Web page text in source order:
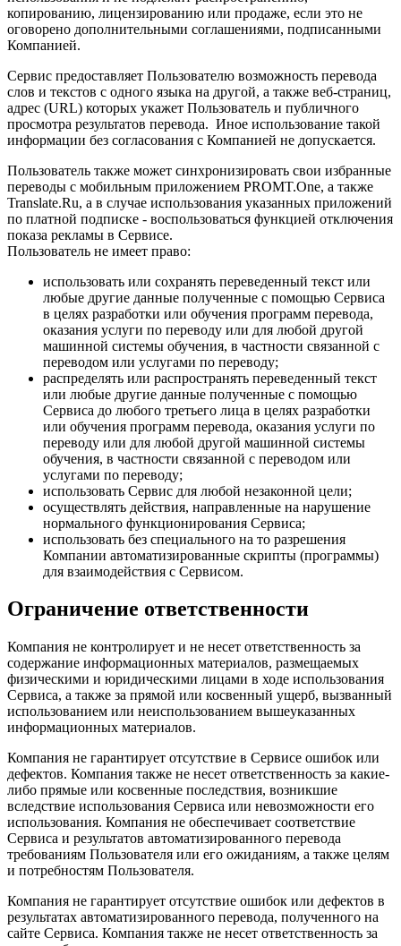
копированию, лицензированию или продаже, если это не
оговорено дополнительными cоглашениями, подписанными
Компанией.
Сервис предоставляет Пользователю возможность перевода
слов и текстов с одного языка на другой, а также веб-страниц,
адрес (URL) которых укажет Пользователь и публичного
просмотра результатов перевода. Иное использование такой
информации без согласования с Компанией не допускается.
Пользователь также может синхронизировать свои избранные
переводы с мобильным приложением PROMT.One, а также
Translate.Ru, а в случае использования указанных приложений
по платной подписке - воспользоваться функцией отключения
показа рекламы в Сервисе.
Пользователь не имеет право:
использовать или сохранять переведенный текст или
любые другие данные полученные с помощью Сервиса
в целях разработки или обучения программ перевода,
оказания услуги по переводу или для любой другой
машинной системы обучения, в частности связанной с
переводом или услугами по переводу;
распределять или распространять переведенный текст
или любые другие данные полученные с помощью
Сервиса до любого третьего лица в целях разработки
или обучения программ перевода, оказания услуги по
переводу или для любой другой машинной системы
обучения, в частности связанной с переводом или
услугами по переводу;
использовать Сервис для любой незаконной цели;
осуществлять действия, направленные на нарушение
нормального функционирования Сервиса;
использовать без специального на то разрешения
Компании автоматизированные скрипты (программы)
для взаимодействия с Сервисом.
Ограничение ответственности
Компания не контролирует и не несет ответственность за
содержание информационных материалов, размещаемых
физическими и юридическими лицами в ходе использования
Сервиса, а также за прямой или косвенный ущерб, вызванный
использованием или неиспользованием вышеуказанных
информационных материалов.
Компания не гарантирует отсутствие в Сервисе ошибок или
дефектов. Компания также не несет ответственность за какие-
либо прямые или косвенные последствия, возникшие
вследствие использования Сервиса или невозможности его
использования. Компания не обеспечивает соответствие
Сервиса и результатов автоматизированного перевода
требованиям Пользователя или его ожиданиям, а также целям
и потребностям Пользователя.
Компания не гарантирует отсутствие ошибок или дефектов в
результатах автоматизированного перевода, полученного на
сайте Сервиса. Компания также не несет ответственность за